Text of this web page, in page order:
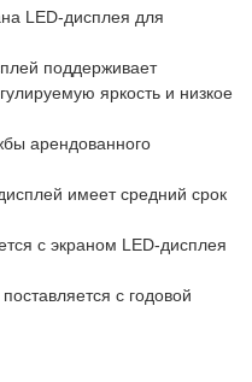
LED-дисплея для
поддерживает
яркость и низкое
арендованного
имеет средний срок
с экраном LED-дисплея
с годовой